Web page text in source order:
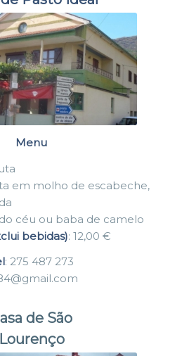
Menu
em molho de escabeche,
céu ou baba de camelo
bebidas): 12,00 €
: 275 487 273
de São
Lourenço